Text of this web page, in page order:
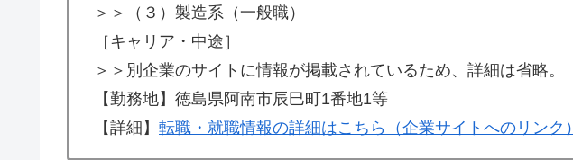
＞＞（３）製造系（一般職）
［キャリア・中途］
＞＞別企業のサイトに情報が掲載されているため、詳細は省略。
【勤務地】徳島県阿南市辰巳町1番地1等
【詳細】 転職・就職情報の詳細はこちら（企業サイトへのリンク）